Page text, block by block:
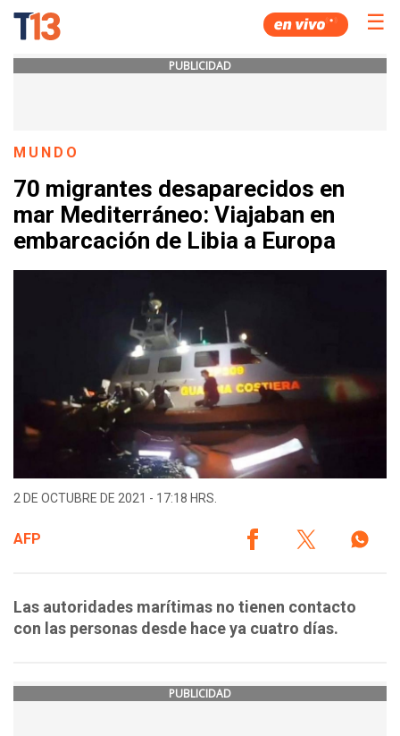
☰
PUBLICIDAD
MUNDO
70 migrantes desaparecidos en
mar Mediterráneo: Viajaban en
embarcación de Libia a Europa
2 DE OCTUBRE DE 2021 - 17:18 HRS.
AFP
Las autoridades marítimas no tienen contacto
con las personas desde hace ya cuatro días.
PUBLICIDAD